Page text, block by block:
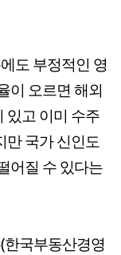
도 부정적인 영
이 오르면 해외
있고 이미 수주
만 국가 신인도
어질 수 있다는
국부동산경영